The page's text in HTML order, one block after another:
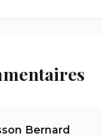
Bernard